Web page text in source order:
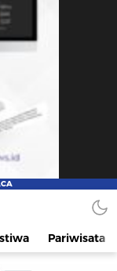
Pariwisata